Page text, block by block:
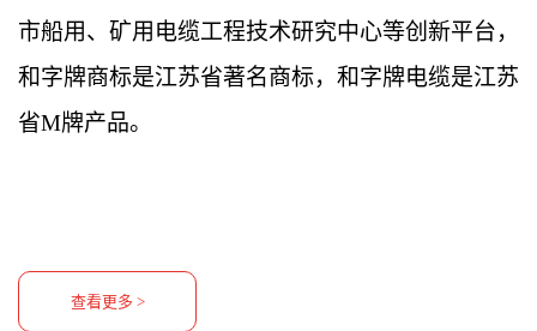
市船用、矿用电缆工程技术研究中心等创新平台，
和字牌商标是江苏省著名商标，和字牌电缆是江苏
省M牌产品。
查看更多 >